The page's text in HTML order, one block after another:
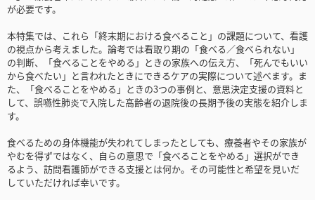
が必要です。
本特集では、これら「終末期における食べること」の課題について、看護
の視点から考えました。論考では看取り期の「食べる／食べられない」
の判断、「食べることをやめる」ときの家族への伝え方、「死んでもいい
から食べたい」と言われたときにできるケアの実際について述べます。ま
た、「食べることをやめる」ときの3つの事例と、意思決定支援の資料と
して、誤嚥性肺炎で入院した高齢者の退院後の長期予後の実態を紹介しま
す。
食べるための身体機能が失われてしまったとしても、療養者やその家族が
やむを得ずではなく、自らの意思で「食べることをやめる」選択ができ
るよう、訪問看護師ができる支援とは何か。その可能性と希望を見いだ
していただければ幸いです。